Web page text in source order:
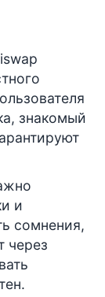
знакомый
и
сомнения,
через